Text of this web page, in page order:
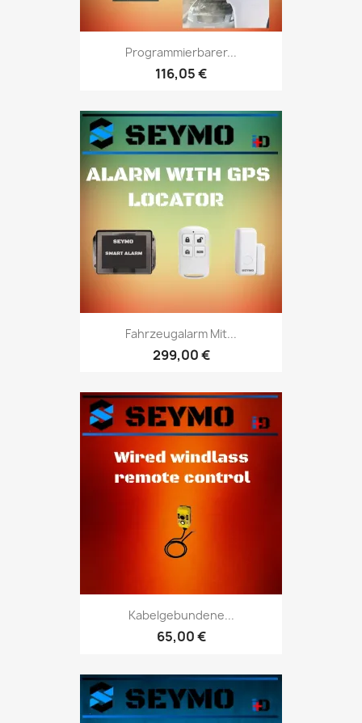
Programmierbarer...
116,05 €
Fahrzeugalarm Mit...
299,00 €
Kabelgebundene...
65,00 €